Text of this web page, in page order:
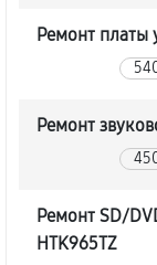
Ремонт платы
Ремонт
Ремонт SD/
HTK965TZ